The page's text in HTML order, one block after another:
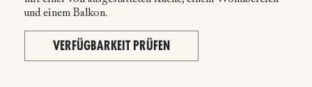
und einem Balkon.
VERFÜGBARKEIT PRÜFEN